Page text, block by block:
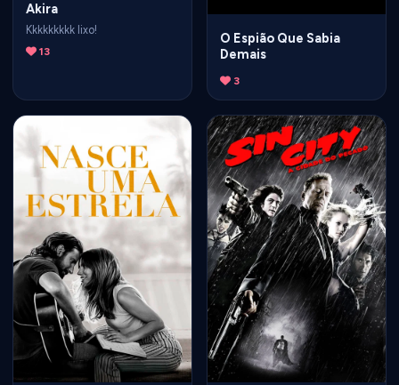
Akira
Kkkkkkkkk lixo!
13
O Espião Que Sabia
Demais
3